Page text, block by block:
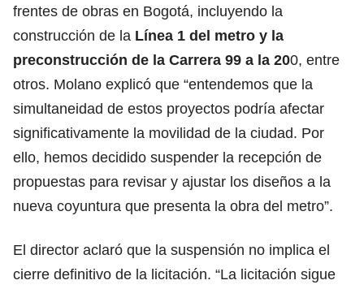
frentes de obras en Bogotá, incluyendo la
construcción de la Línea 1 del metro y la
preconstrucción de la Carrera 99 a la 200, entre
otros. Molano explicó que “entendemos que la
simultaneidad de estos proyectos podría afectar
significativamente la movilidad de la ciudad. Por
ello, hemos decidido suspender la recepción de
propuestas para revisar y ajustar los diseños a la
nueva coyuntura que presenta la obra del metro”.
El director aclaró que la suspensión no implica el
cierre definitivo de la licitación. “La licitación sigue